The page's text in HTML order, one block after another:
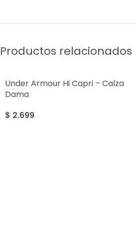
Productos relacionados
Under Armour Hi Capri – Calza
Dama
$ 2.699